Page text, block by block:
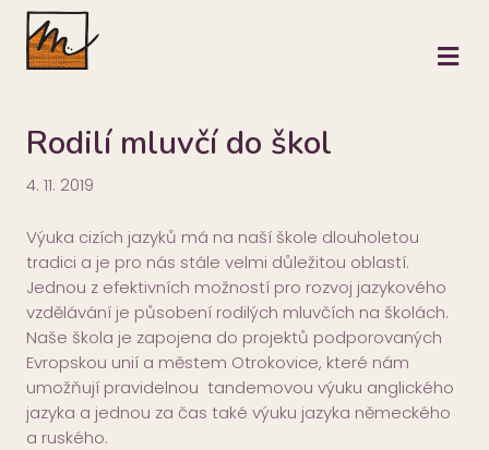
Rodilí mluvčí do škol
4. 11. 2019
Výuka cizích jazyků má na naší škole dlouholetou
tradici a je pro nás stále velmi důležitou oblastí.
Jednou z efektivních možností pro rozvoj jazykového
vzdělávání je působení rodilých mluvčích na školách.
Naše škola je zapojena do projektů podporovaných
Evropskou unií a městem Otrokovice, které nám
umožňují pravidelnou tandemovou výuku anglického
jazyka a jednou za čas také výuku jazyka německého
a ruského.